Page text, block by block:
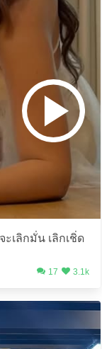
เลิกมั่น เลิกเชิ่ด
17 3.1k